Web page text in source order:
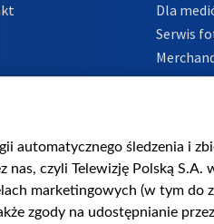
Dla
Serwis
Polityka
automatycznego śledzenia i
czyli Telewizję Polską S.A.
marketingowych (w tym do
zgody na udostępnianie